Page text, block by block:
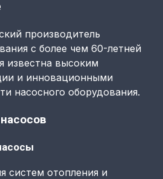
производитель
с более чем 60-летней
известна высоким
и инновационными
насосного оборудования.
систем отопления и